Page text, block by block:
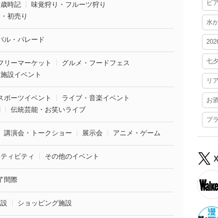
時記
味覚狩り・フルーツ狩り
初売り
ル・パレード
リーマーケット
グルメ・フードフェス
設イベント
ポーツイベント
ライブ・音楽イベント
伝統芸能・お笑いライブ
講演会・トークショー 展示会 アニメ・ゲーム
ィビティ その他のイベント
間際
ショッピング施設
ビ
水
七
リ
お
プ